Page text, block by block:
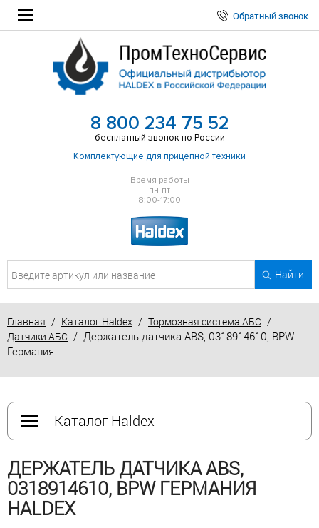
Обратный звонок
8 800 234 75 52
бесплатный звонок по России
Комплектующие для прицепной техники
Время работы
пн-пт
8:00-17:00
Найти
Главная / Каталог Haldex / Тормозная система АБС /
Датчики АБС / Держатель датчика ABS, 0318914610, BPW
Германия
Каталог Haldex
ДЕРЖАТЕЛЬ ДАТЧИКА ABS,
0318914610, BPW ГЕРМАНИЯ
HALDEX